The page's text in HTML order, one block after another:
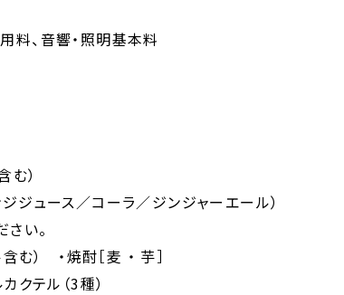
One Harmony
料、音響・照明基本料
）
ジュース／コーラ／ジンジャーエール）
い。
む） ・焼酎［麦 ・ 芋］
クテル（3種）